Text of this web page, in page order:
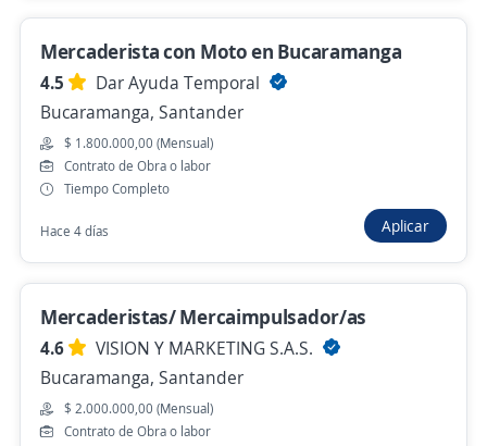
Se precisa Urgente Empleo destacado
Bachilleres comerciales en calle/
mercaderistas, puntos de venta,
4,5
Bucaramanga, Santander
Mercaderista de Ruta Viajera Canal
Tradicional – Bucaramanga
Mercaderista con Moto en Bucaramanga
4.5
Dar Ayuda Temporal
Bucaramanga, Santander
$ 1.800.000,00 (Mensual)
Contrato de Obra o labor
Tiempo Completo
Hace 4 días Aplicar
Mercaderistas/ Mercaimpulsador/as
4.6
VISION Y MARKETING S.A.S.
Bucaramanga, Santander
$ 2.000.000,00 (Mensual)
Contrato de Obra o labor